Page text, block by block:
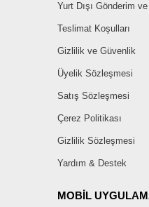
Yurt Dışı Gönderim
Teslimat Koşulları
Gizlilik ve Güvenlik
Üyelik Sözleşmesi
Satış Sözleşmesi
Çerez Politikası
Gizlilik Sözleşmesi
Yardım & Destek
MOBİL